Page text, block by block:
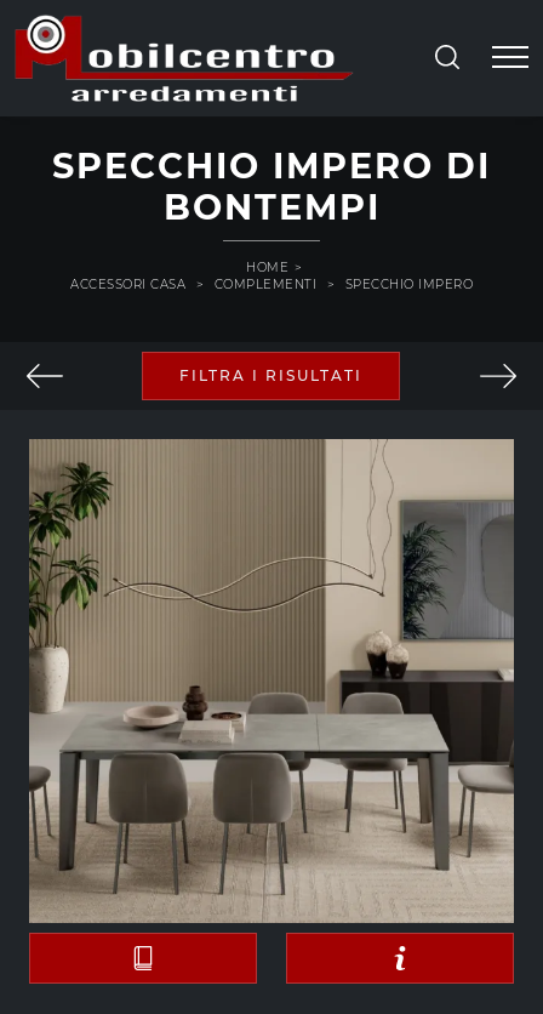
SPECCHIO IMPERO DI
BONTEMPI
HOME >
ACCESSORI CASA
> COMPLEMENTI > SPECCHIO IMPERO
FILTRA I RISULTATI